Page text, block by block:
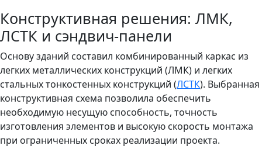
Конструктивная решения: ЛМК,
ЛСТК и сэндвич-панели
Основу зданий составил комбинированный каркас из
легких металлических конструкций (ЛМК) и легких
стальных тонкостенных конструкций (ЛСТК). Выбранная
конструктивная схема позволила обеспечить
необходимую несущую способность, точность
изготовления элементов и высокую скорость монтажа
при ограниченных сроках реализации проекта.